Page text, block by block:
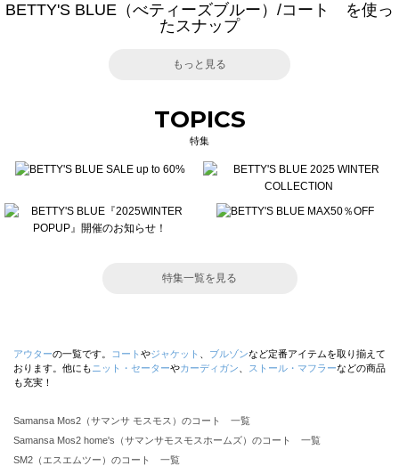
BETTY'S BLUE（べティーズブルー）/コート を使っ
たスナップ
もっと見る
TOPICS
特集
特集一覧を見る
アウターの一覧です。 コート やジャケット ブルゾンなど定番アイテムを取り揃えて
おります。他にも ニット・セーターやカーディガン ストール・マフラーなどの商品
も充実！
Samansa Mos2（サマンサ モスモス）のコート 一覧
Samansa Mos2 home's（サマンサモスモスホームズ）のコート 一覧
SM2（エスエムツー）のコート 一覧